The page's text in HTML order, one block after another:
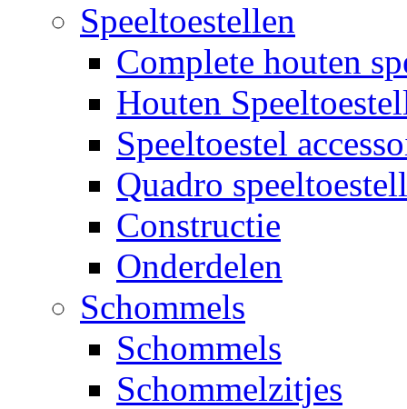
Speeltoestellen
Complete houten
Houten
Speeltoestel
Quadro
Constructie
Onderdelen
Schommels
Schommels
Schommelzitjes